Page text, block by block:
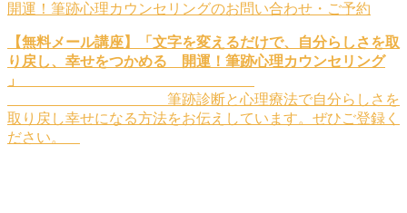
開運！筆跡心理カウンセリングのお問い合わせ・ご予約
【無料メール講座】「文字を変えるだけで、自分らしさを取
り戻し、幸せをつかめる 開運！筆跡心理カウンセリング
」
筆跡診断と心理療法で自分らしさを
取り戻し幸せになる方法をお伝えしています。ぜひご登録く
ださい。